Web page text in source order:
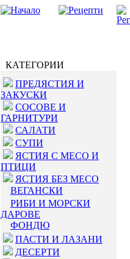
КАТЕГОРИИ
ПРЕДЯСТИЯ И
ЗАКУСКИ
СОСОВЕ И
ГАРНИТУРИ
САЛАТИ
СУПИ
ЯСТИЯ С МЕСО И
ПТИЦИ
ЯСТИЯ БЕЗ МЕСО
ВЕГАНСКИ
РИБИ И МОРСКИ
ДАРОВЕ
ФОНДЮ
ПАСТИ И ЛАЗАНИ
ДЕСЕРТИ